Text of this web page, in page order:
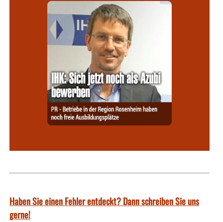
Haben Sie einen Fehler entdeckt? Dann schreiben Sie uns
gerne!